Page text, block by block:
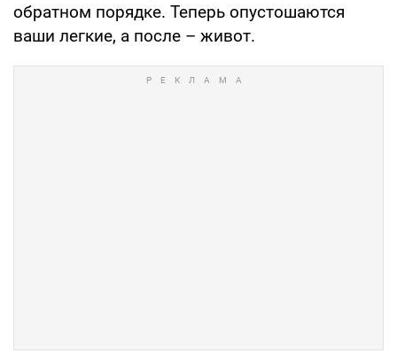
обратном порядке. Теперь опустошаются
ваши легкие, а после – живот.